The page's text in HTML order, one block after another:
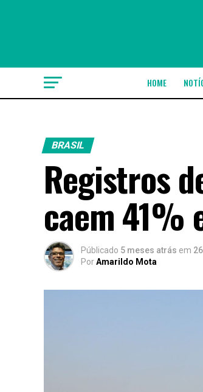
HOME
BRASIL
Registros
caem 41%
Públicado 5 meses atrás em
PorAmarildo Mota